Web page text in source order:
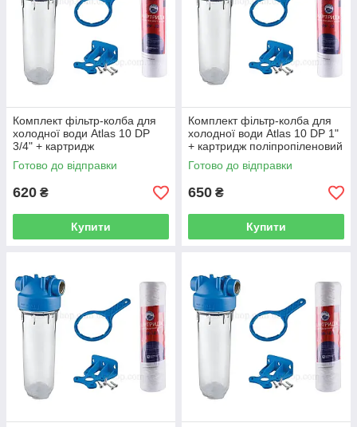
Комплект фільтр-колба для
холодної води Atlas 10 DP
3/4" + картридж
поліпропіленовий Bio+
Systems PP-10
Готово до відправки
620 ₴
Купити
Комплект фільтр-колба для
холодної води Atlas 10 DP 1"
+ картридж поліпропіленовий
Bio+ Systems PP-10
Готово до відправки
650 ₴
Купити